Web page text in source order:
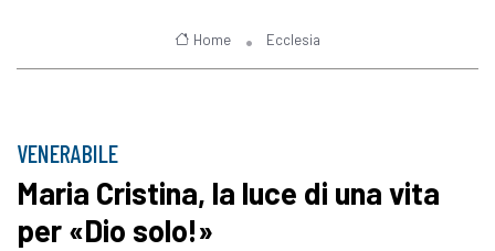
Home Ecclesia
VENERABILE
Maria Cristina, la luce di una vita
per «Dio solo!»